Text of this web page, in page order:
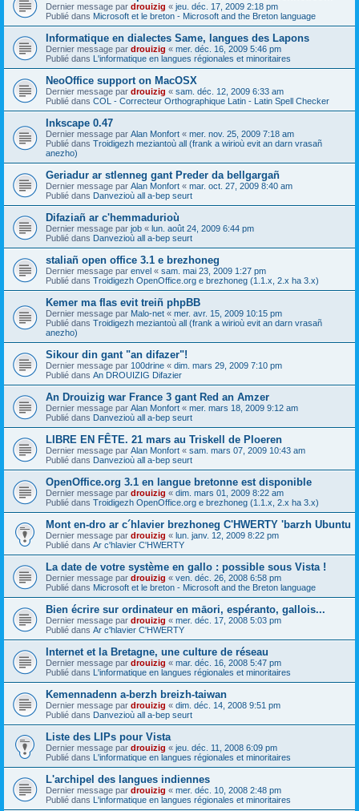
Dernier message par drouizig « jeu. déc. 17, 2009 2:18 pm
Publié dans Microsoft et le breton - Microsoft and the Breton language
Informatique en dialectes Same, langues des Lapons
Dernier message par drouizig « mer. déc. 16, 2009 5:46 pm
Publié dans L'informatique en langues régionales et minoritaires
NeoOffice support on MacOSX
Dernier message par drouizig « sam. déc. 12, 2009 6:33 am
Publié dans COL - Correcteur Orthographique Latin - Latin Spell Checker
Inkscape 0.47
Dernier message par Alan Monfort « mer. nov. 25, 2009 7:18 am
Publié dans Troidigezh meziantoù all (frank a wirioù evit an darn vrasañ
anezho)
Geriadur ar stlenneg gant Preder da bellgargañ
Dernier message par Alan Monfort « mar. oct. 27, 2009 8:40 am
Publié dans Danvezioù all a-bep seurt
Difaziañ ar c'hemmadurioù
Dernier message par job « lun. août 24, 2009 6:44 pm
Publié dans Danvezioù all a-bep seurt
staliañ open office 3.1 e brezhoneg
Dernier message par envel « sam. mai 23, 2009 1:27 pm
Publié dans Troidigezh OpenOffice.org e brezhoneg (1.1.x, 2.x ha 3.x)
Kemer ma flas evit treiñ phpBB
Dernier message par Malo-net « mer. avr. 15, 2009 10:15 pm
Publié dans Troidigezh meziantoù all (frank a wirioù evit an darn vrasañ
anezho)
Sikour din gant "an difazer"!
Dernier message par 100drine « dim. mars 29, 2009 7:10 pm
Publié dans An DROUIZIG Difazier
An Drouizig war France 3 gant Red an Amzer
Dernier message par Alan Monfort « mer. mars 18, 2009 9:12 am
Publié dans Danvezioù all a-bep seurt
LIBRE EN FÊTE. 21 mars au Triskell de Ploeren
Dernier message par Alan Monfort « sam. mars 07, 2009 10:43 am
Publié dans Danvezioù all a-bep seurt
OpenOffice.org 3.1 en langue bretonne est disponible
Dernier message par drouizig « dim. mars 01, 2009 8:22 am
Publié dans Troidigezh OpenOffice.org e brezhoneg (1.1.x, 2.x ha 3.x)
Mont en-dro ar c´hlavier brezhoneg C'HWERTY 'barzh Ubuntu
Dernier message par drouizig « lun. janv. 12, 2009 8:22 pm
Publié dans Ar c'hlavier C'HWERTY
La date de votre système en gallo : possible sous Vista !
Dernier message par drouizig « ven. déc. 26, 2008 6:58 pm
Publié dans Microsoft et le breton - Microsoft and the Breton language
Bien écrire sur ordinateur en māori, espéranto, gallois...
Dernier message par drouizig « mer. déc. 17, 2008 5:03 pm
Publié dans Ar c'hlavier C'HWERTY
Internet et la Bretagne, une culture de réseau
Dernier message par drouizig « mar. déc. 16, 2008 5:47 pm
Publié dans L'informatique en langues régionales et minoritaires
Kemennadenn a-berzh breizh-taiwan
Dernier message par drouizig « dim. déc. 14, 2008 9:51 pm
Publié dans Danvezioù all a-bep seurt
Liste des LIPs pour Vista
Dernier message par drouizig « jeu. déc. 11, 2008 6:09 pm
Publié dans L'informatique en langues régionales et minoritaires
L'archipel des langues indiennes
Dernier message par drouizig « mer. déc. 10, 2008 2:48 pm
Publié dans L'informatique en langues régionales et minoritaires